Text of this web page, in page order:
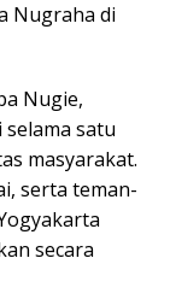
Nugraha di
Nugie,
satu
masyarakat.
serta teman-
secara